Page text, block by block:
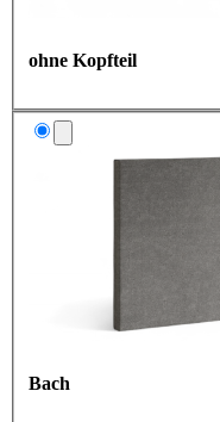
ohne Kopfteil
Bach